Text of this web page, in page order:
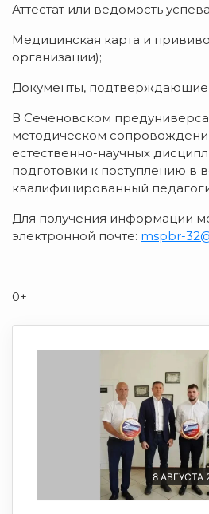
Аттестат или ведомость
Медицинская карта и
организации);
Документы, подтверждающие
В Сеченовском
методическом
естественно-научных
подготовки к поступлению в
квалифицированный
Для получения информации
электронной почте: mspbr-
0+
8 АВГУСТА